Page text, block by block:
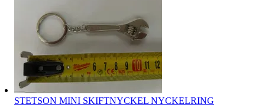
STETSON MINI SKIFTNYCKEL NYCKELRING